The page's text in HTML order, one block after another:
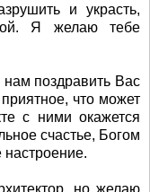
и украсть,
Я желаю тебе
нам поздравить Вас
что может
с ними окажется
счастье, Богом
настроение.
но желаю